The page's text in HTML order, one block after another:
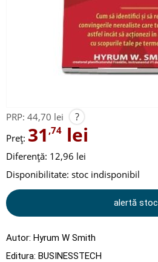
PRP: 44,70 lei ?
Preț: 31 ,74 lei
Diferență: 12,96 lei
Disponibilitate: stoc indisponibil
alertă stoc
Autor: Hyrum W Smith
Editura: BUSINESSTECH